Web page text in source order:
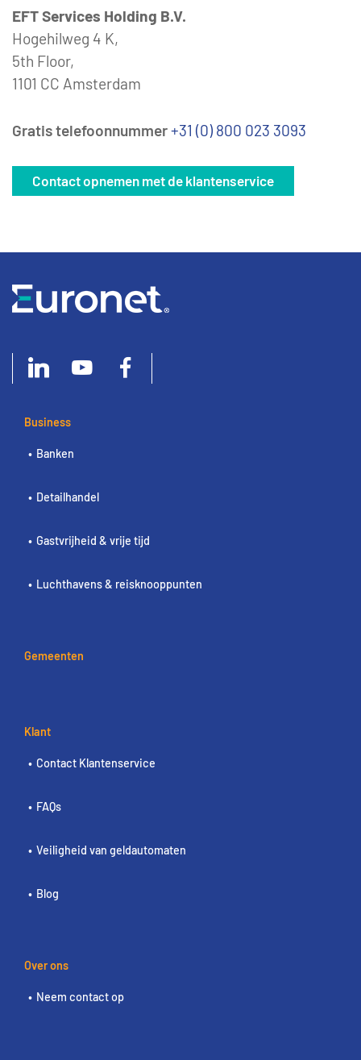
EFT Services Holding B.V.
Hogehilweg 4 K,
5th Floor,
1101 CC Amsterdam
Gratis telefoonnummer+31 (0) 800 023 3093
Contact opnemen met de klantenservice
Business
Banken
Detailhandel
Gastvrijheid & vrije tijd
Luchthavens & reisknooppunten
Gemeenten
Klant
Contact Klantenservice
FAQs
Veiligheid van geldautomaten
Blog
Over ons
Neem contact op